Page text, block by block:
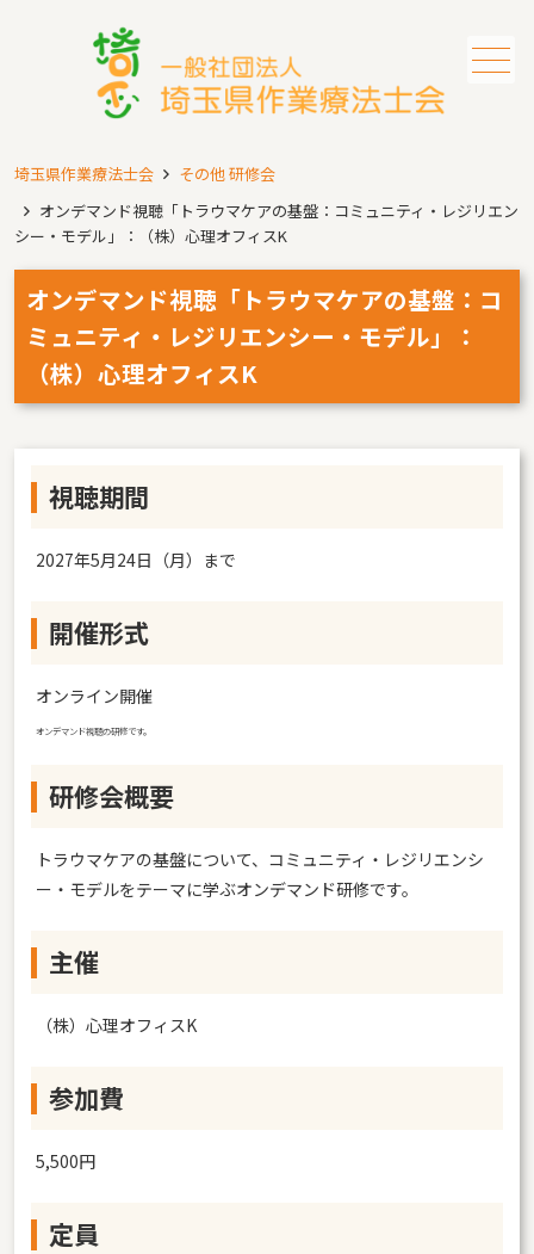
埼玉県作業療法士会
その他 研修会
オンデマンド視聴「トラウマケアの基盤：コミュニティ・レジリエン
シー・モデル」：（株）心理オフィスK
オンデマンド視聴「トラウマケアの基盤：コ
ミュニティ・レジリエンシー・モデル」：
（株）心理オフィスK
視聴期間
2027年5月24日（月）まで
開催形式
オンライン開催
オンデマンド視聴の研修です。
研修会概要
トラウマケアの基盤について、コミュニティ・レジリエンシ
ー・モデルをテーマに学ぶオンデマンド研修です。
主催
（株）心理オフィスK
参加費
5,500円
定員